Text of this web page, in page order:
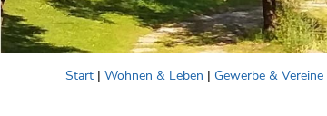
Start | Wohnen & Leben | Gewerbe & Vereine